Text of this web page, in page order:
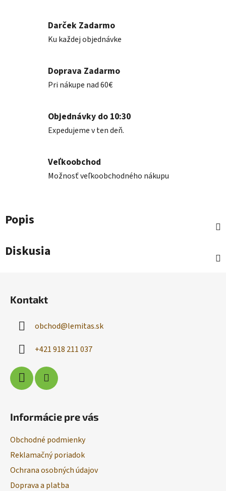
Darček Zadarmo
Ku každej objednávke
Doprava Zadarmo
Pri nákupe nad 60€
Objednávky do 10:30
Expedujeme v ten deň.
Veľkoobchod
Možnosť veľkoobchodného nákupu
Popis
Diskusia
Kontakt
obchod@lemitas.sk
+421 918 211 037
Informácie pre vás
Obchodné podmienky
Reklamačný poriadok
Ochrana osobných údajov
Doprava a platba